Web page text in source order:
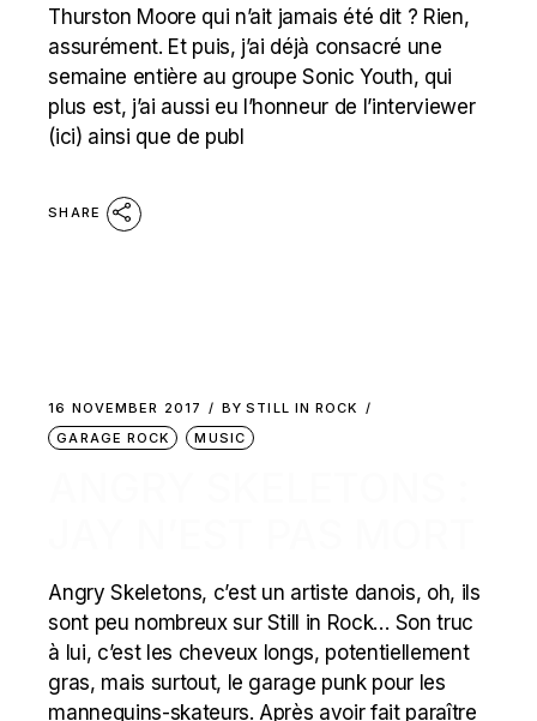
Thurston Moore qui n’ait jamais été dit ? Rien,
assurément. Et puis, j’ai déjà consacré une
semaine entière au groupe Sonic Youth, qui
plus est, j’ai aussi eu l’honneur de l’interviewer
(ici) ainsi que de publ
SHARE
16 NOVEMBER 2017 BY STILL IN ROCK
GARAGE ROCK
MUSIC
Angry Skeletons, c’est un artiste danois, oh, ils
sont peu nombreux sur Still in Rock… Son truc
à lui, c’est les cheveux longs, potentiellement
gras, mais surtout, le garage punk pour les
mannequins-skateurs. Après avoir fait paraître